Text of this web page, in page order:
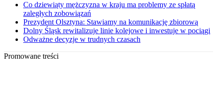
Co dziewiąty mężczyzna w kraju ma problemy ze spłatą
zaległych zobowiązań
Prezydent Olsztyna: Stawiamy na komunikację zbiorową
Dolny Śląsk rewitalizuje linie kolejowe i inwestuje w pociągi
Odważne decyzje w trudnych czasach
Promowane treści